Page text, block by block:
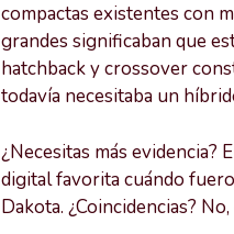
compactas existentes con
grandes significaban que
hatchback y crossover
todavía necesitaba un
¿Necesitas más
digital favorita cuándo
Dakota. ¿Coincidencias?